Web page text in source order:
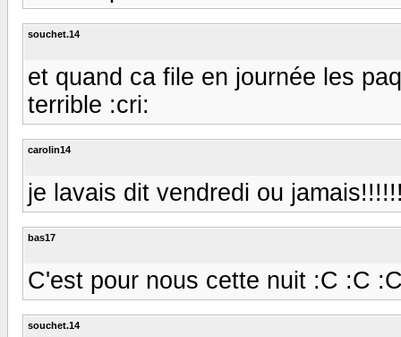
souchet.14
et quand ca file en journée les
terrible :cri:
carolin14
je lavais dit vendredi ou
bas17
C'est pour nous cette nuit :C :C
souchet.14